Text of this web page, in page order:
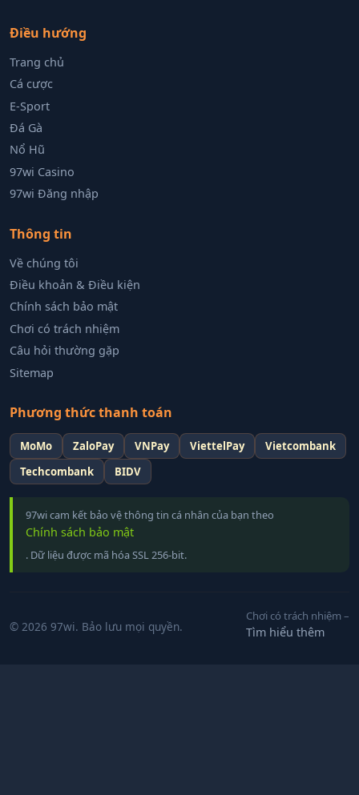
Điều hướng
Trang chủ
Cá cược
E-Sport
Đá Gà
Nổ Hũ
97wi Casino
97wi Đăng nhập
Thông tin
Về chúng tôi
Điều khoản & Điều kiện
Chính sách bảo mật
Chơi có trách nhiệm
Câu hỏi thường gặp
Sitemap
Phương thức thanh toán
MoMo ZaloPay VNPay ViettelPay
Vietcombank
Techcombank
BIDV
97wi cam kết bảo vệ thông tin cá nhân của bạn theo
Chính sách bảo mật
. Dữ liệu được mã hóa SSL 256-bit.
© 2026 97wi. Bảo lưu mọi quyền.
Chơi có trách nhiệm –
Tìm hiểu thêm